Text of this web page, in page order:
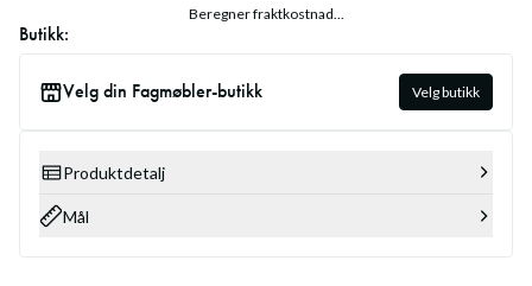
Beregner fraktkostnad...
Butikk:
Velg din Fagmøbler-butikk Velg butikk
Produktdetalj
Mål